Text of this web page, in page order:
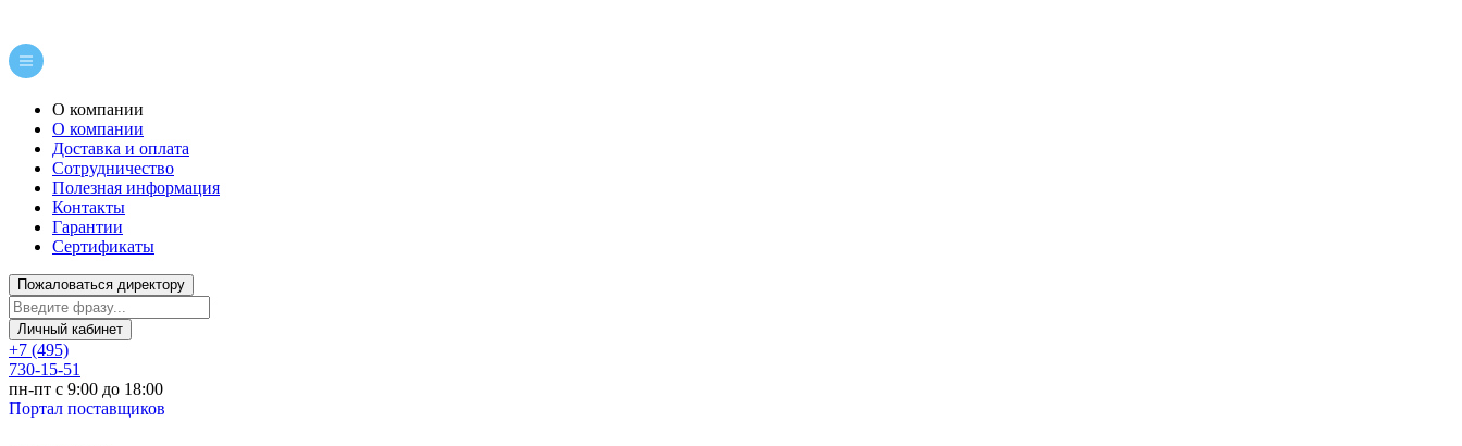
О компании
О компании
Доставка и оплата
Сотрудничество
Полезная информация
Контакты
Гарантии
Сертификаты
Пожаловаться директору
Личный кабинет
+7 (495)
730-15-51
пн-пт с 9:00 до 18:00
Портал поставщиков